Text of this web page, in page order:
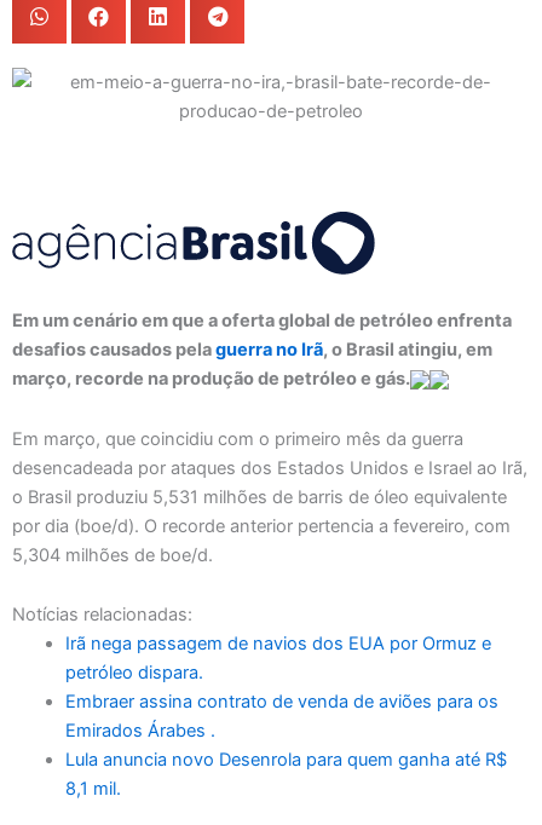
Em um cenário em que a oferta global de petróleo enfrenta
desafios causados pelaguerra no Irã, o Brasil atingiu, em
março, recorde na produção de petróleo e gás.
Em março, que coincidiu com o primeiro mês da guerra
desencadeada por ataques dos Estados Unidos e Israel ao Irã,
o Brasil produziu 5,531 milhões de barris de óleo equivalente
por dia (boe/d). O recorde anterior pertencia a fevereiro, com
5,304 milhões de boe/d.
Notícias relacionadas:
Irã nega passagem de navios dos EUA por Ormuz e
petróleo dispara.
Embraer assina contrato de venda de aviões para os
Emirados Árabes .
Lula anuncia novo Desenrola para quem ganha até R$
8,1 mil.